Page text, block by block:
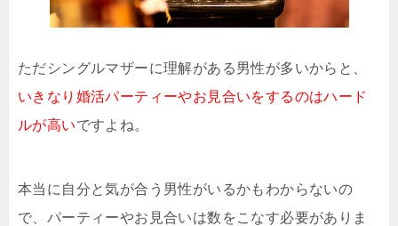
ただシングルマザーに理解がある男性が多いからと、
いきなり婚活パーティーやお見合いをするのはハード
ルが高いですよね。
本当に自分と気が合う男性がいるかもわからないの
で、パーティーやお見合いは数をこなす必要がありま